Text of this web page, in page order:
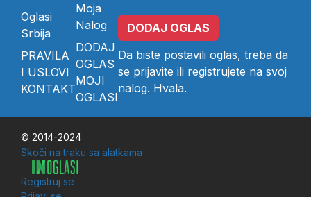
Oglasi
Srbija
PRAVILA
I USLOVI
KONTAKT
Moja
Nalog
DODAJ
OGLAS
MOJI
OGLASI
DODAJ OGLAS
Da biste postavili oglas, treba da
se prijavite ili registrujete na svoj
nalog. Hvala.
© 2014-2024
Skoči na traku sa alatkama
Registruj se